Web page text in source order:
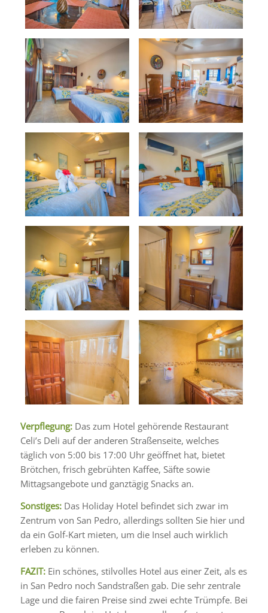
Verpflegung:Das zum Hotel gehörende Restaurant
Celi’s Deli auf der anderen Straßenseite, welches
täglich von 5:00 bis 17:00 Uhr geöffnet hat, bietet
Brötchen, frisch gebrühten Kaffee, Säfte sowie
Mittagsangebote und ganztägig Snacks an.
Sonstiges:Das Holiday Hotel befindet sich zwar im
Zentrum von San Pedro, allerdings sollten Sie hier und
da ein Golf-Kart mieten, um die Insel auch wirklich
erleben zu können.
FAZIT:Ein schönes, stilvolles Hotel aus einer Zeit, als es
in San Pedro noch Sandstraßen gab. Die sehr zentrale
Lage und die fairen Preise sind zwei echte Trümpfe. Bei